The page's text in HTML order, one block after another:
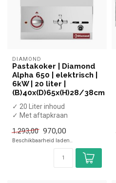
DIAMOND
Pastakoker | Diamond
Alpha 650 | elektrisch |
6kW | 20 liter |
(B)40x(D)65x(H)28/38cm
✓ 20 Liter inhoud
✓ Met aftapkraan
✓ 6 kW
✓ 400 Volt
1.293,00 970,00
Beschikbaarheid laden..